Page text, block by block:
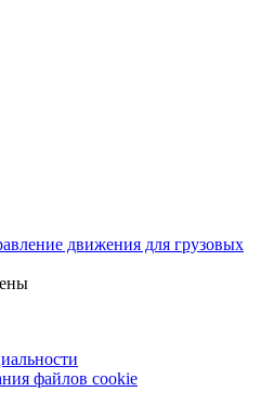
движения для грузовых
файлов cookie